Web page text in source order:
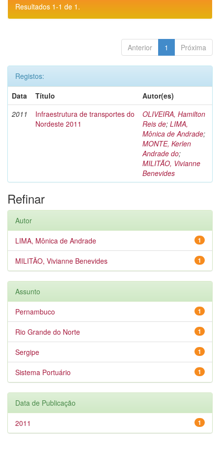
Resultados 1-1 de 1.
Anterior 1 Próxima
Registos:
Data
Título
Autor(es)
2011
Infraestrutura de transportes do
Nordeste 2011
OLIVEIRA, Hamilton
Reis de; LIMA,
Mônica de Andrade;
MONTE, Kerlen
Andrade do;
MILITÃO, Vivianne
Benevides
Refinar
Autor
1
LIMA, Mônica de Andrade
1
MILITÃO, Vivianne Benevides
Assunto
1
Pernambuco
1
Rio Grande do Norte
1
Sergipe
1
Sistema Portuário
Data de Publicação
1
2011